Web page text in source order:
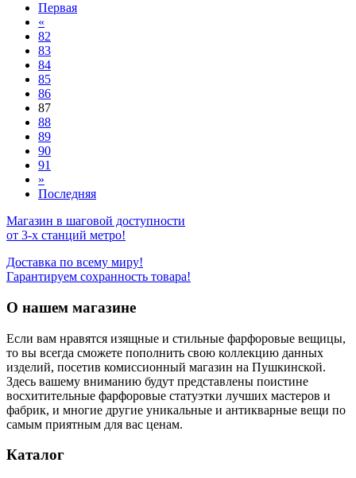
Первая
«
82
83
84
85
86
87
88
89
90
91
»
Последняя
Магазин в шаговой доступности
от 3-х станций метро!
Доставка по всему миру!
Гарантируем сохранность товара!
О нашем магазине
Если вам нравятся изящные и стильные фарфоровые вещицы,
то вы всегда сможете пополнить свою коллекцию данных
изделий, посетив комиссионный магазин на Пушкинской.
Здесь вашему вниманию будут представлены поистине
восхитительные фарфоровые статуэтки лучших мастеров и
фабрик, и многие другие уникальные и антикварные вещи по
самым приятным для вас ценам.
Каталог